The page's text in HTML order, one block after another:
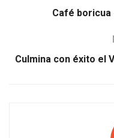
Café
Culmina con éxito el